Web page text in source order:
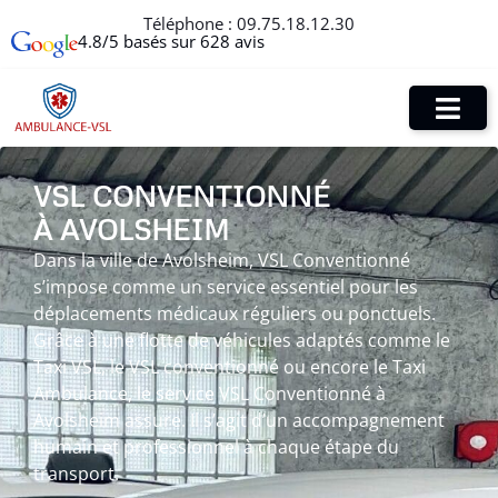
Téléphone : 09.75.18.12.30
4.8/5 basés sur 628 avis
VSL CONVENTIONNÉ
À AVOLSHEIM
Dans la ville de Avolsheim, VSL Conventionné
s’impose comme un service essentiel pour les
déplacements médicaux réguliers ou ponctuels.
Grâce à une flotte de véhicules adaptés comme le
Taxi VSL, le VSL conventionné ou encore le Taxi
Ambulance, le service VSL Conventionné à
Avolsheim assure. Il s’agit d’un accompagnement
humain et professionnel à chaque étape du
transport.